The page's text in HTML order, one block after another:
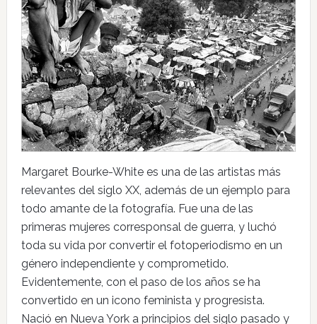
Margaret Bourke-White es una de las artistas más
relevantes del siglo XX, además de un ejemplo para
todo amante de la fotografía. Fue una de las
primeras mujeres corresponsal de guerra, y luchó
toda su vida por convertir el fotoperiodismo en un
género independiente y comprometido.
Evidentemente, con el paso de los años se ha
convertido en un icono feminista y progresista.
Nació en Nueva York a principios del siglo pasado y